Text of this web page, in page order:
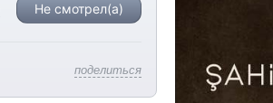
Не смотрел(а)
поделиться